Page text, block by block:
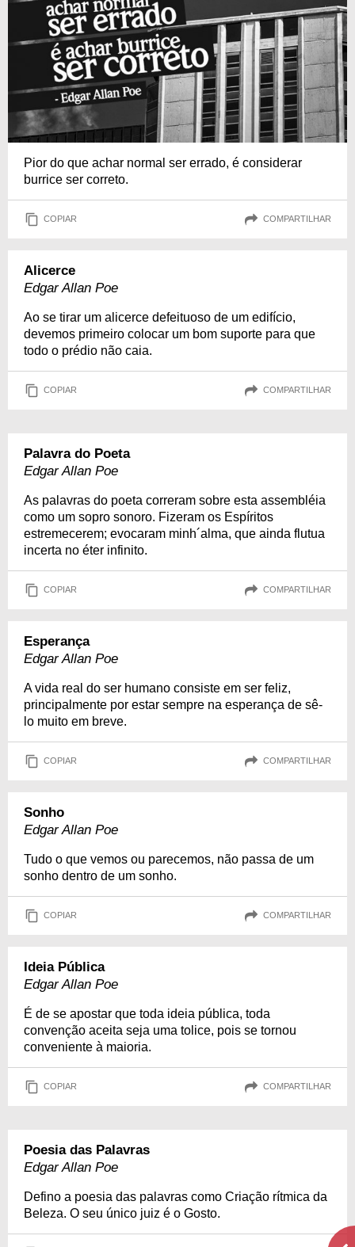
Pior do que achar normal ser errado, é considerar
burrice ser correto.
COPIAR COMPARTILHAR
Alicerce
Edgar Allan Poe
Ao se tirar um alicerce defeituoso de um edifício,
devemos primeiro colocar um bom suporte para que
todo o prédio não caia.
COPIAR COMPARTILHAR
Palavra do Poeta
Edgar Allan Poe
As palavras do poeta correram sobre esta assembléia
como um sopro sonoro. Fizeram os Espíritos
estremecerem; evocaram minh´alma, que ainda flutua
incerta no éter infinito.
COPIAR COMPARTILHAR
Esperança
Edgar Allan Poe
A vida real do ser humano consiste em ser feliz,
principalmente por estar sempre na esperança de sê-
lo muito em breve.
COPIAR COMPARTILHAR
Sonho
Edgar Allan Poe
Tudo o que vemos ou parecemos, não passa de um
sonho dentro de um sonho.
COPIAR COMPARTILHAR
Ideia Pública
Edgar Allan Poe
É de se apostar que toda ideia pública, toda
convenção aceita seja uma tolice, pois se tornou
conveniente à maioria.
COPIAR COMPARTILHAR
Poesia das Palavras
Edgar Allan Poe
Defino a poesia das palavras como Criação rítmica da
Beleza. O seu único juiz é o Gosto.